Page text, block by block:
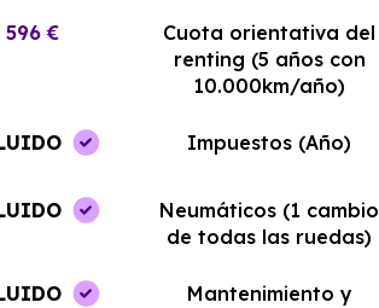
596 €
Cuota orientativa del
renting (5 años con
10.000km/año)
Impuestos (Año)
Neumáticos (1 cambio
de todas las ruedas)
Mantenimiento y